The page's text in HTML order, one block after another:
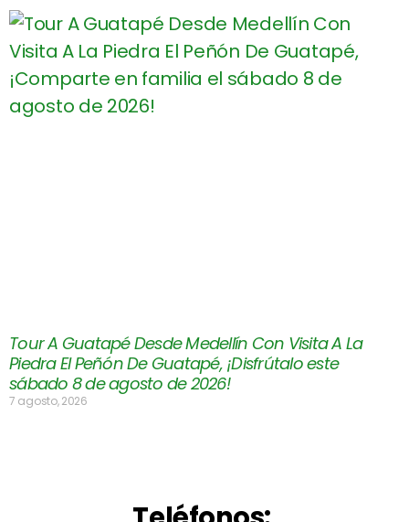
Tour A Guatapé Desde Medellín Con Visita A La
Piedra El Peñón De Guatapé, ¡Disfrútalo este
sábado 8 de agosto de 2026!
7 agosto, 2026